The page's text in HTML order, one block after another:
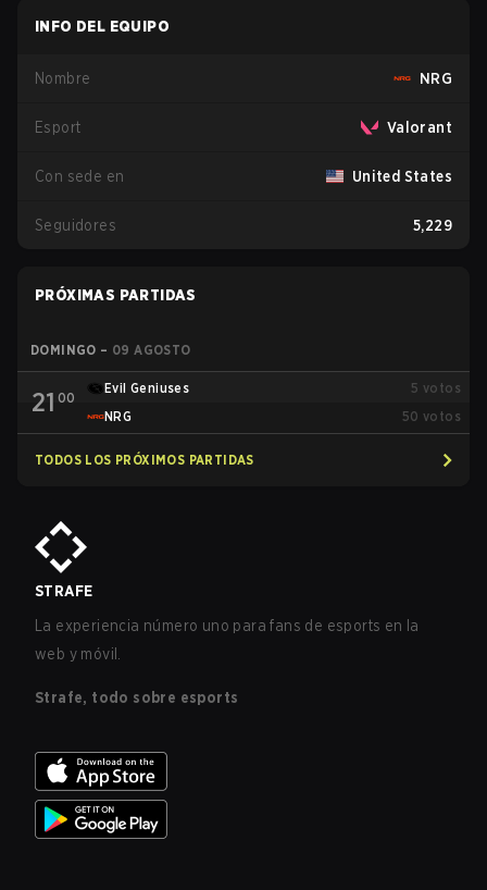
INFO DEL EQUIPO
Nombre NRG
Esport Valorant
Con sede en United States
Seguidores 5,229
PRÓXIMAS PARTIDAS
DOMINGO – 09 AGOSTO
21 00
Evil Geniuses 5 votos
NRG
50 votos
TODOS LOS PRÓXIMOS PARTIDAS
STRAFE
La experiencia número uno para fans de esports en la
web y móvil.
Strafe, todo sobre esports